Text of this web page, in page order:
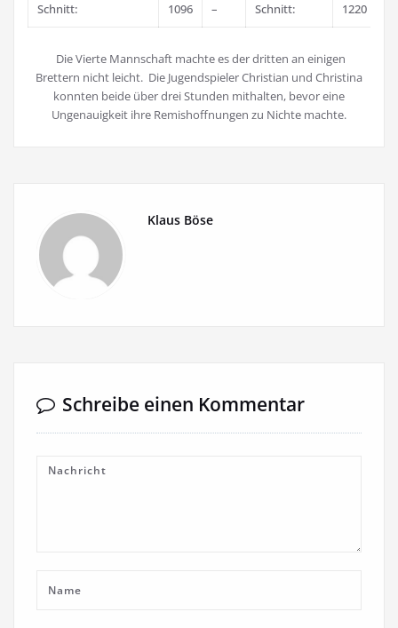
Schnitt: 1096 – Schnitt: 1220
Die Vierte Mannschaft machte es der dritten an einigen
Brettern nicht leicht. Die Jugendspieler Christian und Christina
konnten beide über drei Stunden mithalten, bevor eine
Ungenauigkeit ihre Remishoffnungen zu Nichte machte.
Klaus Böse
Schreibe einen Kommentar